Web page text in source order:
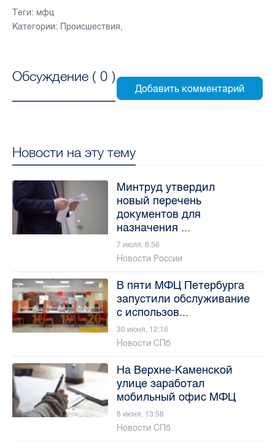
Теги: мфц
Категории: Происшествия,
Обсуждение ( 0 )
Новости на эту тему
Минтруд утвердил
новый перечень
документов для
назначения ...
7 июля, 8:56
Новости России
В пяти МФЦ Петербурга
запустили обслуживание
с использов...
30 июня, 12:16
Новости СПб
На Верхне-Каменской
улице заработал
мобильный офис МФЦ
8 июня, 13:58
Новости СПб